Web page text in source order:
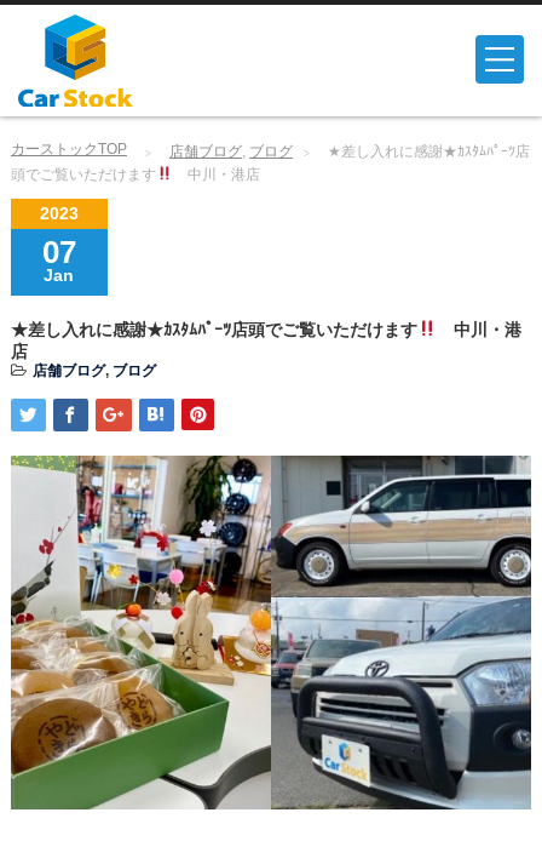
カーストックTOP 店舗ブログ, ブログ
★差し入れに感謝★ｶｽﾀﾑﾊﾟｰﾂ店
頭でご覧いただけます
中川・港店
2023
07
Jan
★差し入れに感謝★ｶｽﾀﾑﾊﾟｰﾂ店頭でご覧いただけます
中川・港
店
店舗ブログ, ブログ